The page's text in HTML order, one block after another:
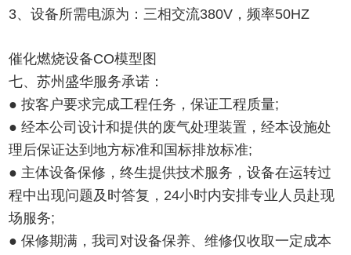
3、设备所需电源为：三相交流380V，频率50HZ
催化燃烧设备CO模型图
七、苏州盛华服务承诺：
● 按客户要求完成工程任务，保证工程质量;
● 经本公司设计和提供的废气处理装置，经本设施处
理后保证达到地方标准和国标排放标准;
● 主体设备保修，终生提供技术服务，设备在运转过
程中出现问题及时答复，24小时内安排专业人员赴现
场服务;
● 保修期满，我司对设备保养、维修仅收取一定成本